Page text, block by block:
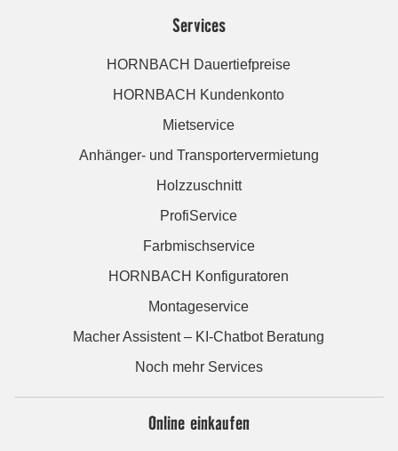
Services
HORNBACH Dauertiefpreise
HORNBACH Kundenkonto
Mietservice
Anhänger- und Transportervermietung
Holzzuschnitt
ProfiService
Farbmischservice
HORNBACH Konfiguratoren
Montageservice
Macher Assistent – KI-Chatbot Beratung
Noch mehr Services
Online einkaufen